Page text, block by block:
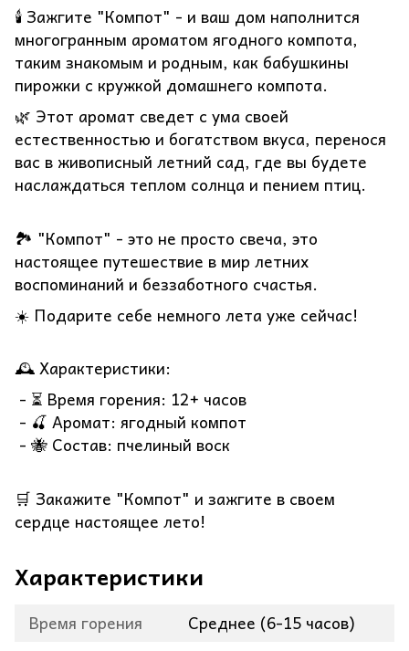
🕯️ Зажгите "Компот" - и ваш дом наполнится
многогранным ароматом ягодного компота,
таким знакомым и родным, как бабушкины
пирожки с кружкой домашнего компота.
🌿 Этот аромат сведет с ума своей
естественностью и богатством вкуса, перенося
вас в живописный летний сад, где вы будете
наслаждаться теплом солнца и пением птиц.
🏞️ "Компот" - это не просто свеча, это
настоящее путешествие в мир летних
воспоминаний и беззаботного счастья.
☀️ Подарите себе немного лета уже сейчас!
🕰️ Характеристики:
- ⏳ Время горения: 12+ часов
- 🍒 Аромат: ягодный компот
- 🐝 Состав: пчелиный воск
🛒 Закажите "Компот" и зажгите в своем
сердце настоящее лето!
Характеристики
Время горения
Среднее (6-15 часов)